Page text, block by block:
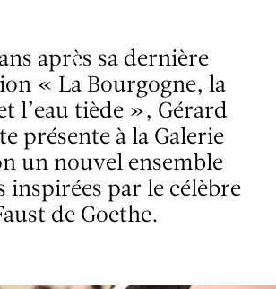
après sa dernière
« La Bourgogne, la
l’eau tiède », Gérard
présente à la Galerie
un nouvel ensemble
inspirées par le célèbre
de Goethe.